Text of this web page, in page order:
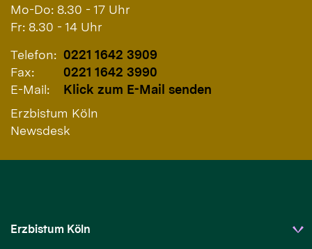
Mo-Do: 8.30 - 17 Uhr
Fr: 8.30 - 14 Uhr
Telefon: 0221 1642 3909
Fax:
0221 1642 3990
E-Mail:
Klick zum E-Mail senden
Erzbistum Köln
Newsdesk
Erzbistum Köln